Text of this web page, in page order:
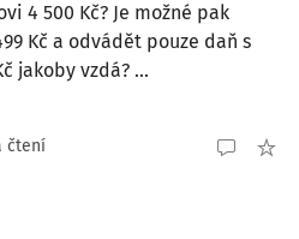
4 500 Kč? Je možné pak
Kč a odvádět pouze daň s
jakoby vzdá? ...
čtení